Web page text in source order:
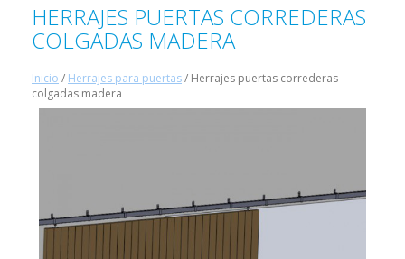
HERRAJES PUERTAS CORREDERAS
COLGADAS MADERA
Inicio / Herrajes para puertas/ Herrajes puertas correderas
colgadas madera